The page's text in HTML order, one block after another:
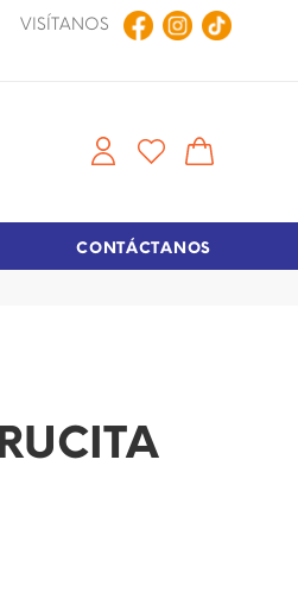
LíneaTiempo de entrega de 48
CONTÁCTANOS